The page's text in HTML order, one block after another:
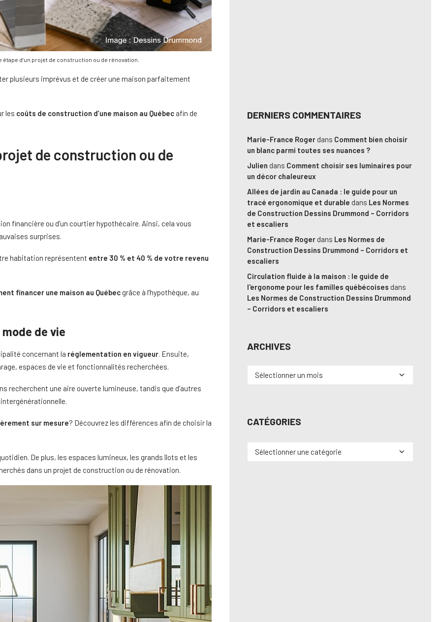
d’un projet de construction ou de rénovation.
plusieurs imprévus et de créer une maison parfaitement
les coûts de construction d’une maison au Québec afin de
de construction ou de
financière ou d’un courtier hypothécaire. Ainsi, cela vous
surprises.
habitation représentent entre 30 % et 40 % de votre revenu
financer une maison au Québecgrâce à l’hypothèque, au
de vie
concernant la réglementation en vigueur. Ensuite,
espaces de vie et fonctionnalités recherchées.
recherchent une aire ouverte lumineuse, tandis que d’autres
sur mesure? Découvrez les différences afin de choisir la
De plus, les espaces lumineux, les grands îlots et les
dans un projet de construction ou de rénovation.
DERNIERS COMMENTAIRES
Marie-France Roger dans Comment bien choisir
un blanc parmi toutes ses nuances ?
Julien dans Comment choisir ses luminaires pour
un décor chaleureux
Allées de jardin au Canada : le guide pour un
tracé ergonomique et durable dans Les Normes
de Construction Dessins Drummond – Corridors
et escaliers
Marie-France Roger dans Les Normes de
Construction Dessins Drummond – Corridors et
escaliers
Circulation fluide à la maison : le guide de
l'ergonome pour les familles québécoises dans
Les Normes de Construction Dessins Drummond
– Corridors et escaliers
ARCHIVES
Archives
CATÉGORIES
Catégories